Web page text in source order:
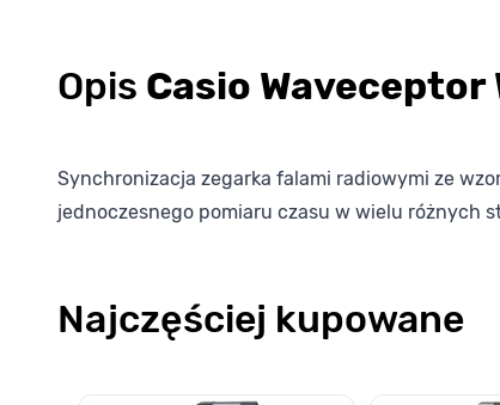
Opis Casio Waveceptor
Synchronizacja zegarka falami radiowymi ze
jednoczesnego pomiaru czasu w wielu różnych
Najczęściej kupowane